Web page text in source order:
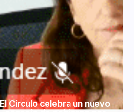
El Círculo celebra un nuevo